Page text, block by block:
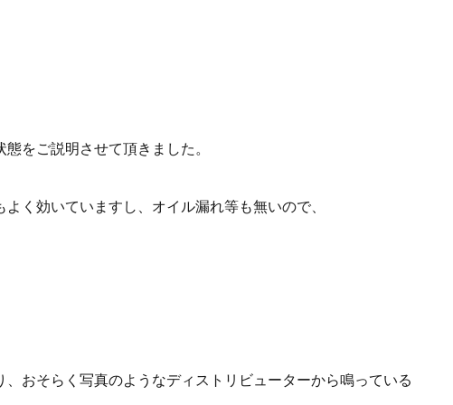
をご説明させて頂きました。
く効いていますし、オイル漏れ等も無いので、
おそらく写真のようなディストリビューターから鳴っている